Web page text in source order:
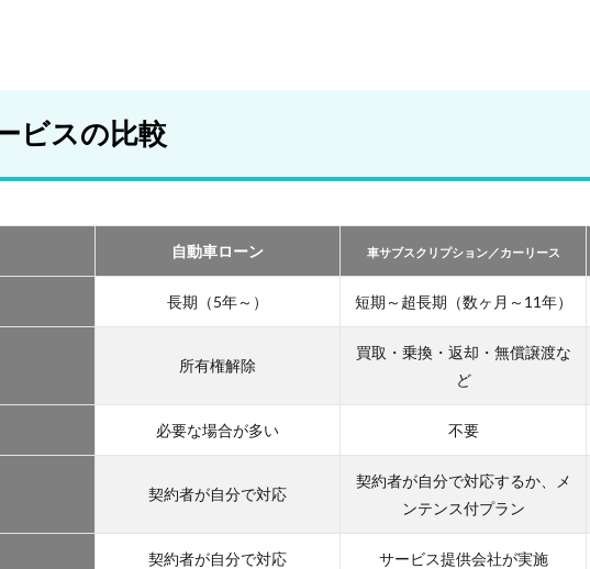
ビスの比較
自動車ローン 車サブスクリプション／カーリース
長期（5年～） 短期～超長期（数ヶ月～11年）
所有権解除
買取・乗換・返却・無償譲渡な
ど
必要な場合が多い 不要
契約者が自分で対応
契約者が自分で対応するか、メ
ンテンス付プラン
契約者が自分で対応 サービス提供会社が実施